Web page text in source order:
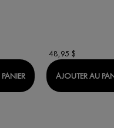
MINÉRAL 89 CRÈME
48,95 $
AJOUTER AU